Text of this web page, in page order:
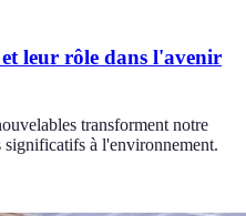
et leur rôle dans l'avenir
transforment notre
significatifs à l'environnement.